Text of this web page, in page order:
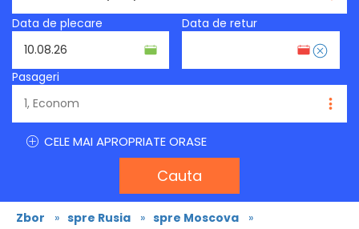
Data de plecare
Data de retur
Pasageri
CELE MAI APROPRIATE ORASE
Cauta
Zbor » spre Rusia » spre Moscova »